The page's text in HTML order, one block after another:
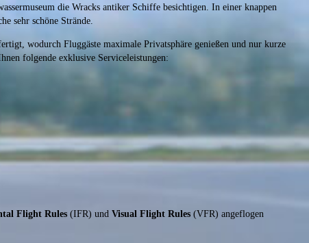
die Wracks antiker Schiffe besichtigen. In einer knappen
sehr schöne Strände.
wodurch Fluggäste maximale Privatsphäre genießen und nur kurze
folgende exklusive Serviceleistungen:
Flight Rules (IFR) und Visual Flight Rules (VFR) angeflogen